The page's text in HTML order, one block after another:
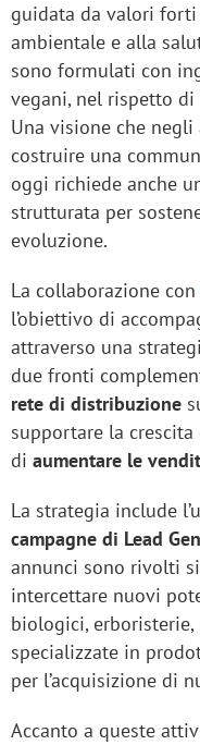
guidata da valori
ambientale e alla
sono formulati con
vegani, nel rispetto di
Una visione che
costruire una
oggi richiede anche
strutturata per
evoluzione.
La collaborazione con
l’obiettivo di
attraverso una
due fronti
rete di distribuzione
supportare la crescita
di aumentare le
La strategia include
campagne di Lead
annunci sono rivolti
intercettare nuovi
biologici, erboristerie,
specializzate in
per l’acquisizione di
Accanto a queste